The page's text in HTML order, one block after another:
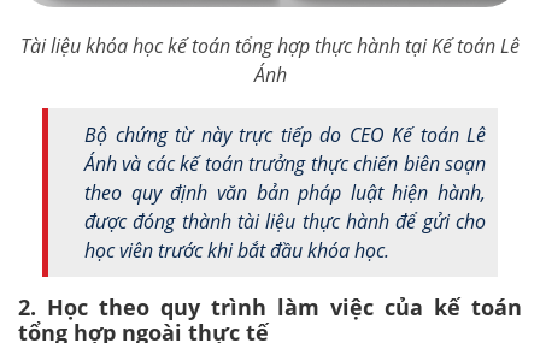
Tài liệu khóa học kế toán tổng hợp thực hành tại Kế toán Lê
Ánh
Bộ chứng từ này trực tiếp do CEO Kế toán Lê
Ánh và các kế toán trưởng thực chiến biên soạn
theo quy định văn bản pháp luật hiện hành,
được đóng thành tài liệu thực hành để gửi cho
học viên trước khi bắt đầu khóa học.
2. Học theo quy trình làm việc của kế toán
tổng hợp ngoài thực tế